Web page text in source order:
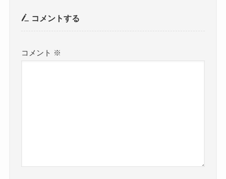
コメントする
コメント ※